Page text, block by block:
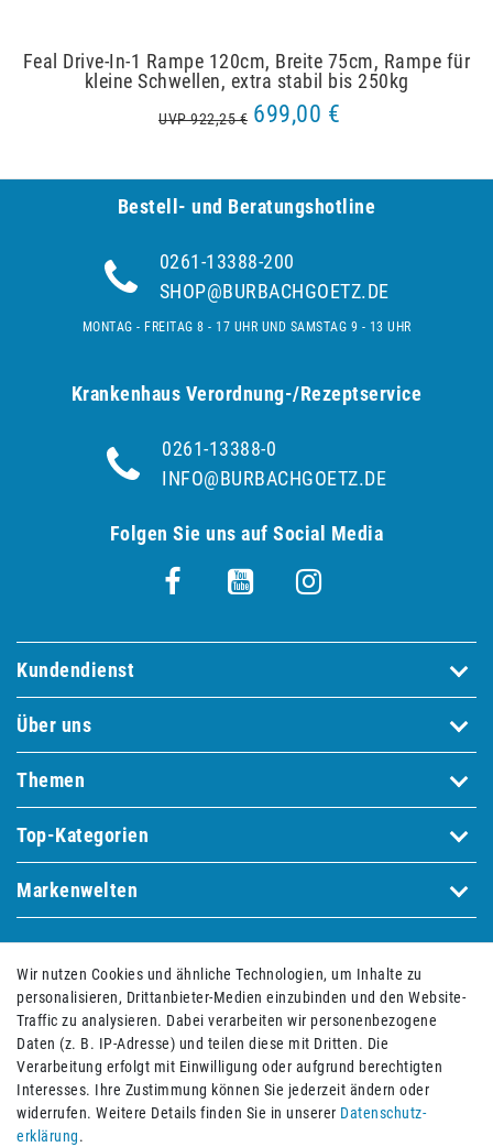
Feal Drive-In-1 Rampe 120cm, Breite 75cm, Rampe für
kleine Schwellen, extra stabil bis 250kg
UVP 922,25 € 699,00 €
Bestell- und Be­ra­tungs­hot­line
0261-13388-200
SHOP@BURBACHGOETZ.DE
MONTAG - FREITAG 8 - 17 UHR UND SAMSTAG 9 - 13 UHR
Krankenhaus Verordnung-/Rezeptservice
0261-13388-0
INFO@BURBACHGOETZ.DE
Folgen Sie uns auf Social Media
Kundendienst
Über uns
Themen
Top-Kategorien
Markenwelten
Bequem und sicher bezahlen mit
Wir nutzen Cookies und ähnliche Technologien, um Inhalte zu
personalisieren, Drittanbieter-Medien einzubinden und den Website-
Traffic zu analysieren. Dabei verarbeiten wir personenbezogene
Daten (z. B. IP-Adresse) und teilen diese mit Dritten. Die
Verarbeitung erfolgt mit Einwilligung oder aufgrund berechtigten
Interesses. Ihre Zustimmung können Sie jederzeit ändern oder
widerrufen. Weitere Details finden Sie in unserer Daten­schutz­
erklärung.